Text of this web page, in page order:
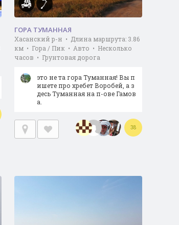
ГОРА ТУМАННАЯ
Хасанский р-н • Длина маршрута: 3.86
км • Гора / Пик • Авто • Несколько
часов • Грунтовая дорога
это не та гора Туманная! Вы п
ишете про хребет Воробей, а з
десь Туманная на п-ове Гамов
а.
38